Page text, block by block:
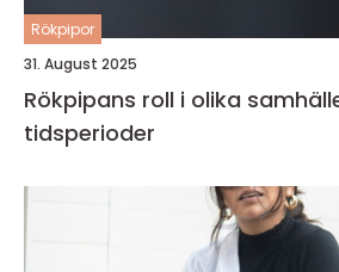
Rökpipor
31. August 2025
Rökpipans roll i olika
tidsperioder